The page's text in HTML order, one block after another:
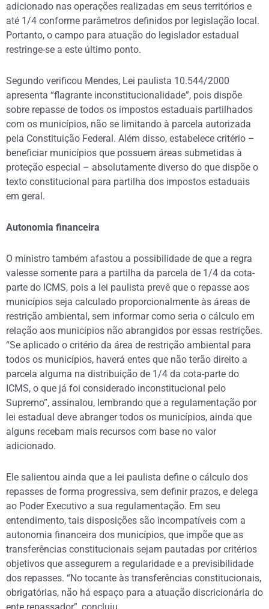
adicionado nas operações realizadas em seus territórios e
até 1/4 conforme parâmetros definidos por legislação local.
Portanto, o campo para atuação do legislador estadual
restringe-se a este último ponto.
Segundo verificou Mendes, Lei paulista 10.544/2000
apresenta “flagrante inconstitucionalidade”, pois dispõe
sobre repasse de todos os impostos estaduais partilhados
com os municípios, não se limitando à parcela autorizada
pela Constituição Federal. Além disso, estabelece critério –
beneficiar municípios que possuem áreas submetidas à
proteção especial – absolutamente diverso do que dispõe o
texto constitucional para partilha dos impostos estaduais
em geral.
Autonomia financeira
O ministro também afastou a possibilidade de que a regra
valesse somente para a partilha da parcela de 1/4 da cota-
parte do ICMS, pois a lei paulista prevê que o repasse aos
municípios seja calculado proporcionalmente às áreas de
restrição ambiental, sem informar como seria o cálculo em
relação aos municípios não abrangidos por essas restrições.
“Se aplicado o critério da área de restrição ambiental para
todos os municípios, haverá entes que não terão direito a
parcela alguma na distribuição de 1/4 da cota-parte do
ICMS, o que já foi considerado inconstitucional pelo
Supremo”, assinalou, lembrando que a regulamentação por
lei estadual deve abranger todos os municípios, ainda que
alguns recebam mais recursos com base no valor
adicionado.
Ele salientou ainda que a lei paulista define o cálculo dos
repasses de forma progressiva, sem definir prazos, e delega
ao Poder Executivo a sua regulamentação. Em seu
entendimento, tais disposições são incompatíveis com a
autonomia financeira dos municípios, que impõe que as
transferências constitucionais sejam pautadas por critérios
objetivos que assegurem a regularidade e a previsibilidade
dos repasses. “No tocante às transferências constitucionais,
obrigatórias, não há espaço para a atuação discricionária do